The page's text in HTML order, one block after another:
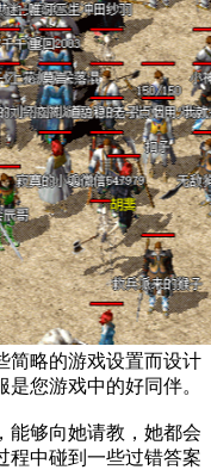
略的游戏设置而设计
您游戏中的好同伴。
够向她请教，她都会
程中碰到一些过错答案